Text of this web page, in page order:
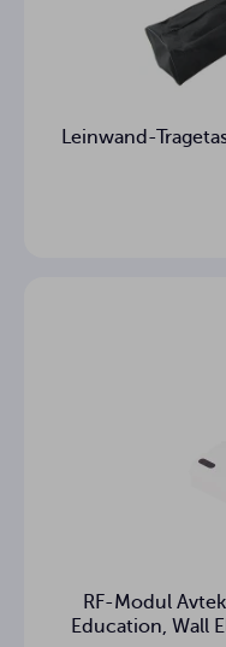
Garantie (Jahre)
Leinwand-
RF-Modul
Education, Wall